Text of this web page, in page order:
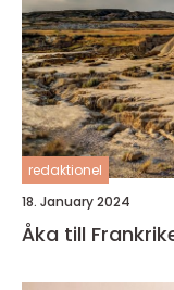
redaktionel
18. January 2024
Åka till